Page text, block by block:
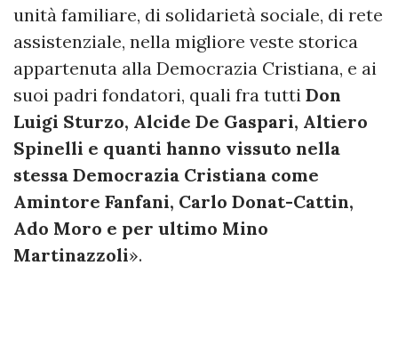
unità familiare, di solidarietà sociale, di rete
assistenziale, nella migliore veste storica
appartenuta alla Democrazia Cristiana, e ai
suoi padri fondatori, quali fra tutti Don
Luigi Sturzo, Alcide De Gaspari, Altiero
Spinelli e quanti hanno vissuto nella
stessa Democrazia Cristiana come
Amintore Fanfani, Carlo Donat-Cattin,
Ado Moro e per ultimo Mino
Martinazzoli».